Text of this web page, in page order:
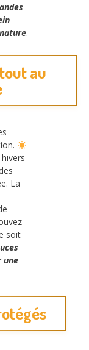
.
au
La
soit
une